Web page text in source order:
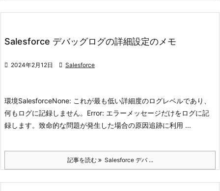
Salesforce デバッグログの詳細設定のメモ
 2024年2月12日  Salesforce
環境SalesforceNone: これが最も低い詳細度のログレベルであり、
何もログに記録しません。 Error: エラーメッセージだけをログに記
録します。致命的な問題が発生した場合の原因追跡に利用 ...
記事を読む Salesforce デバ ...